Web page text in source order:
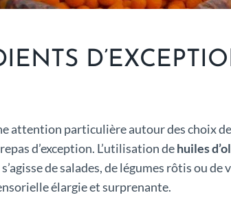
attention particulière autour des choix
d’exception. L’utilisation dehuiles
de salades, de légumes rôtis ou
élargie et surprenante.